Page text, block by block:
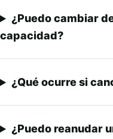
¿Puedo cambiar
capacidad?
¿Qué ocurre si
¿Puedo reanudar